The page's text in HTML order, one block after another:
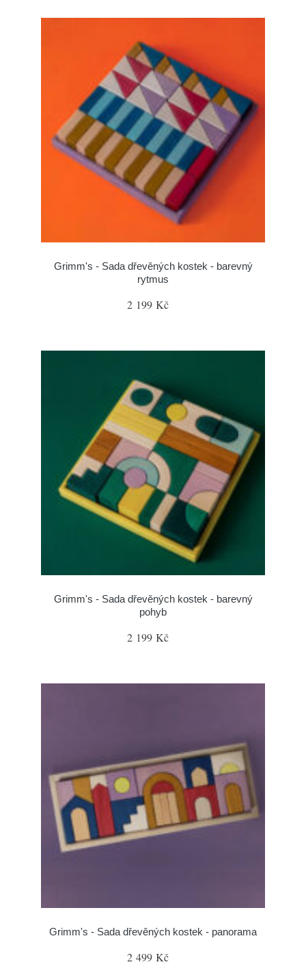
Grimm's - Sada dřevěných kostek - barevný
rytmus
2 199 Kč
Grimm's - Sada dřevěných kostek - barevný
pohyb
2 199 Kč
Grimm's - Sada dřevěných kostek - panorama
2 499 Kč